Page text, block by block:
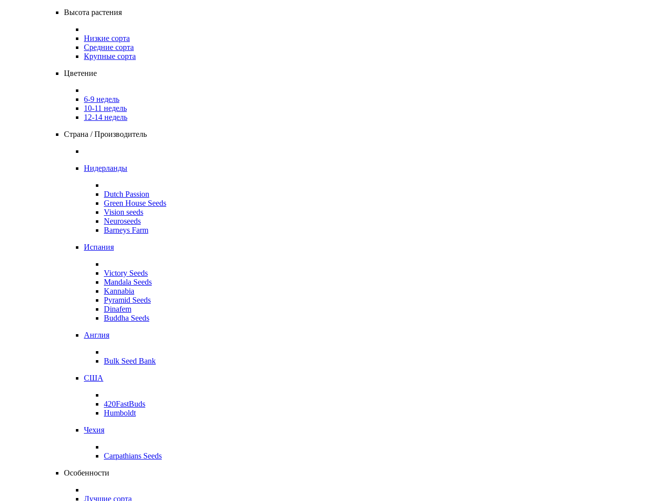
Высота растения
Низкие сорта
Средние сорта
Крупные сорта
Цветение
6-9 недель
10-11 недель
12-14 недель
Страна / Производитель
Нидерланды
Dutch Passion
Green House Seeds
Vision seeds
Neuroseeds
Barneys Farm
Испания
Victory Seeds
Mandala Seeds
Kannabia
Pyramid Seeds
Dinafem
Buddha Seeds
Англия
Bulk Seed Bank
США
420FastBuds
Humboldt
Чехия
Carpathians Seeds
Особенности
Лучшие сорта